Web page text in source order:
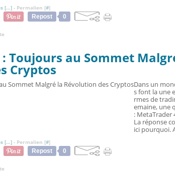
[…] - Permalien [#]
Repost
0
Toujours au Sommet
Cryptos
Dans un
s font la une
rmes de
emaine, une
: MetaTrader
La réponse
ici pourquoi.
[…] - Permalien [#]
Repost
0